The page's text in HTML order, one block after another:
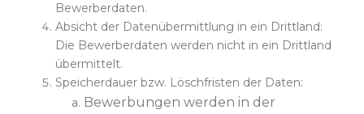
Bewerberdaten.
Absicht der Datenübermittlung in ein Drittland:
Die Bewerberdaten werden nicht in ein Drittland
übermittelt.
Speicherdauer bzw. Löschfristen der Daten:
Bewerbungen werden in der